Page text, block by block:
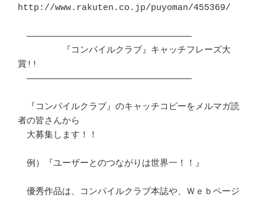
http://www.rakuten.co.jp/puyoman/455369/
―――――――――――――――――――――――――――――――
『コンパイルクラブ』キャッチフレーズ大
賞!!
―――――――――――――――――――――――――――――――
『コンパイルクラブ』のキャッチコピーをメルマガ読
者の皆さんから
大募集します！！
例）『ユーザーとのつながりは世界一！！』
優秀作品は、コンパイルクラブ本誌や、Ｗｅｂページ